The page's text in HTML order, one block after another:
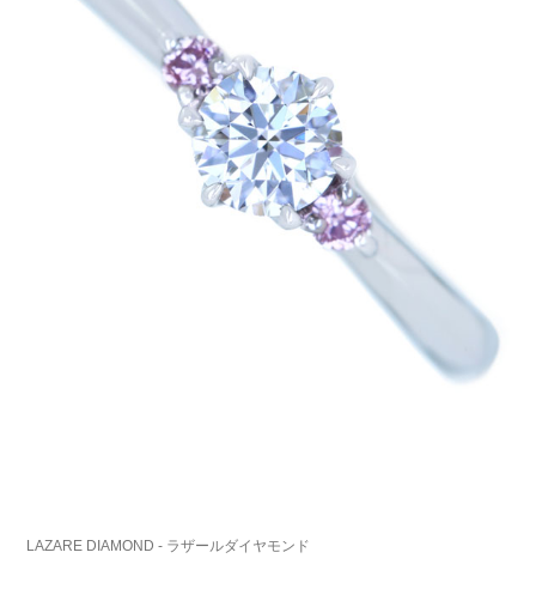
LAZARE DIAMOND - ラザールダイヤモンド